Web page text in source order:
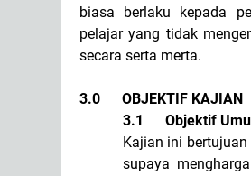
biasa berlaku kepada
pelajar yang tidak
secara serta merta.
3.0
OBJEKTIF KAJIAN
3.1
Objektif
Kajian ini
supaya